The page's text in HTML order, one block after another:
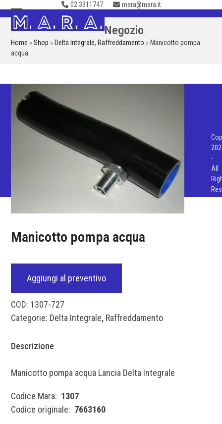
Skip
to
content
02.3311747 mara@mara.it
Open
mobile
menu
Close
mobile
menu
Negozio
Home »Shop » Delta Integrale, Raffreddamento » Manicotto pompa
acqua
Manicotto pompa acqua
Aggiungi al preventivo
COD: 1307-727
Categorie: Delta Integrale, Raffreddamento
Descrizione
Manicotto pompa acqua Lancia Delta Integrale
Codice Mara: 1307
Codice originale: 7663160
-
All